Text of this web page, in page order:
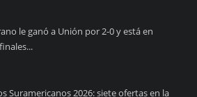
le ganó a Unión por 2-0 y está en
Suramericanos 2026: siete ofertas en la